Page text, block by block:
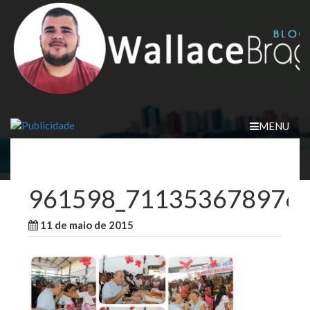
content
MENU
11 de maio de 2015